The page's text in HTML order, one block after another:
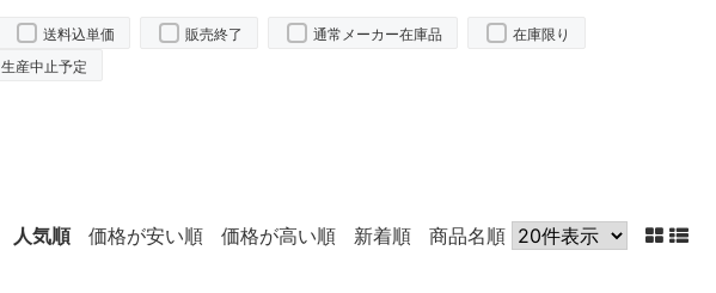
送料込単価 販売終了 通常メーカー在庫品
在庫限り
生産中止予定
人気順 価格が安い順 価格が高い順 新着順 商品名順